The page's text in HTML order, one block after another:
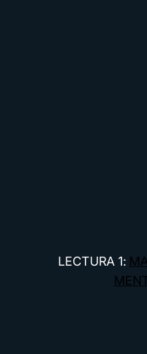
LECTURA 1: